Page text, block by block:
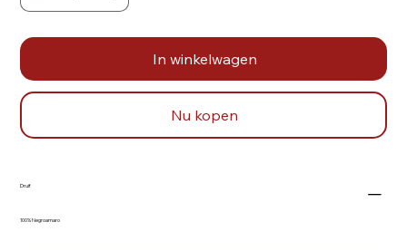
In winkelwagen
Nu kopen
Druif
100% Negroamaro